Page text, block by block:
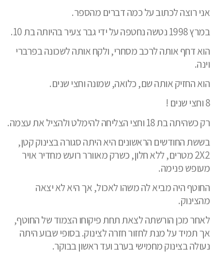
אני רוצה לכתוב על כמה דברים מהספר.
במרץ 1998 נטשה נחטפה על ידי גבר צעיר בהיותה בת 10.
הוא דחף אותה לרכב מסחרי, ולקח אותה לשכונה בפרברי
וינה.
הוא החזיק אותה שם, כלואה, שמונה וחצי שנים.
8 וחצי שנים !
רק כשהיתה בת 18 וחצי הצליחה להימלט ולהציל את עצמה.
בששת החודשים הראשונים היא היתה סגורה בצינוק קטן,
2X2 מטרים, ללא חלון, כשרק מאוורר רועש מחדיר אויר
מעופש פנימה.
החוטף היה מביא לה משהו לאכול, אך היא לא יצאה
מהצינוק.
לאחר מכן הורשתה לצאת תחת פיקוחו הצמוד של החוטף,
אך תמיד על מנת לחזור חזרה לצינוק. בסופי שבוע היתה
נעולה בצינוק מחמישי בערב ועד ראשון בבוקר.